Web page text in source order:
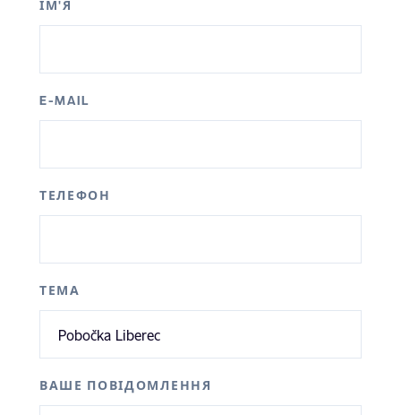
ІМ'Я
E-MAIL
ТЕЛЕФОН
ТЕМА
ВАШЕ ПОВІДОМЛЕННЯ